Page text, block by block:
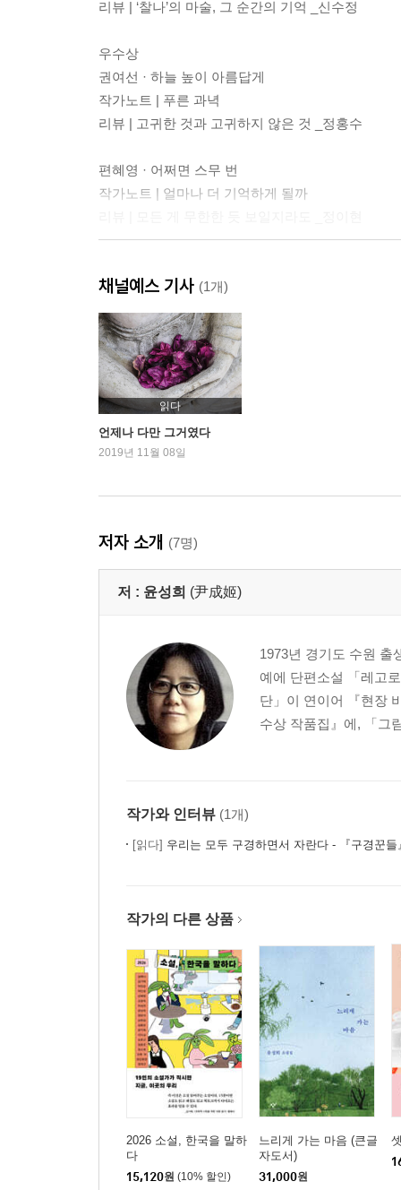
리뷰 | ‘찰나’의 마술, 그 순간의 기억 _신수정
우수상
권여선 · 하늘 높이 아름답게
작가노트 | 푸른 과녁
리뷰 | 고귀한 것과 고귀하지 않은 것 _정홍수
편혜영 · 어쩌면 스무 번
작가노트 | 얼마나 더 기억하게 될까
노트 | 결국, 환해지고 싶은 마음
리뷰 | 고독 너머의 빛, 환한 나무 꼭대기 _은희경
황정은 · 파묘
작가노트 | …
리뷰 | 집단기억의 정체성을 향한 일곱 가지 시선 _
최은미 · 운내
리뷰 | 끝내, 운내 _김경욱
김금희 · 마지막 이기성
작가노트 | 그래서 갱신되는 마지막
리뷰 | 심미적 연대의 원예학 _신형철
김승옥문학상 취지
심사 경위 및 심사평
채널예스 기사 (1개)
읽다
언제나 다만 그거였다
2019년 11월 08일
저자 소개 (7명)
저 : 윤성희 (尹成姬)
1973년 경기도 수원 출
예에 단편소설 「레고
단」이 연이어 『현장
수상 작품집』에, 「그
작가와 인터뷰 (1개)
[읽다] 우리는 모두 구경하면서 자란다 - 『구경꾼들
작가의 다른 상품
2026 소설, 한국을 말하
다
15,120원 (10% 할인)
느리게 가는 마음 (큰글
자도서)
31,000원